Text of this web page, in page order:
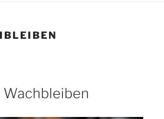
Wachbleiben